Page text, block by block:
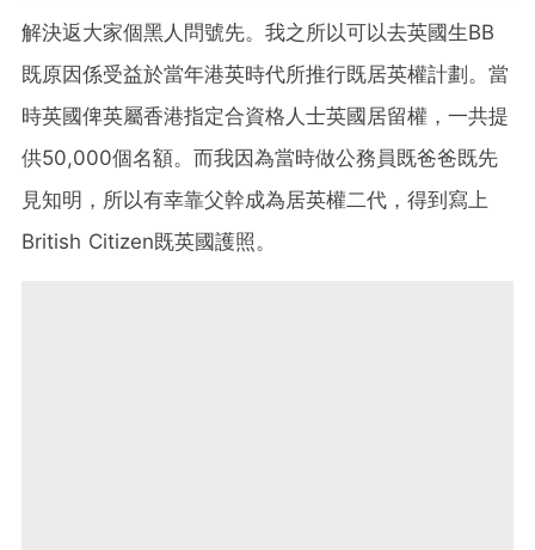
解決返大家個黑人問號先。 我之所以可以去英國生BB
既原因係受益於當年港英時代所推行既居英權計劃。當
時英國俾英屬香港指定合資格人士英國居留權， 一共提
供50,000個名額。 而我因為當時做公務員既爸爸既先
見知明， 所以有幸靠父幹成為居英權二代，得到寫上
British Citizen既英國護照。